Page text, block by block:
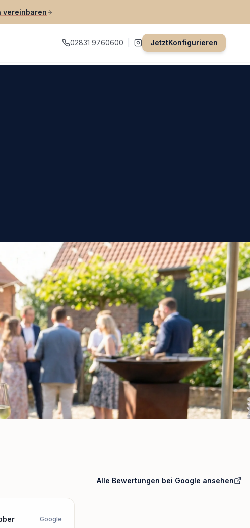
vereinbaren
02831 9760600 JetztKonfigurieren
Alle Bewertungen bei Google ansehen
Google